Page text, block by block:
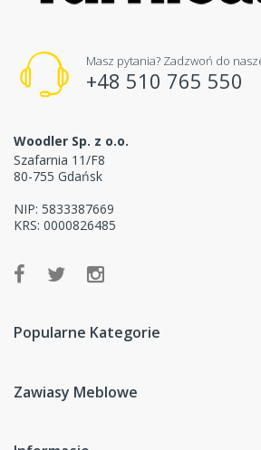
Masz pytania? Zadzwoń do
+48 510 765 550
Woodler Sp. z o.o.
Szafarnia 11/F8
80-755 Gdańsk
NIP: 5833387669
KRS: 0000826485
Popularne Kategorie
Zawiasy Meblowe